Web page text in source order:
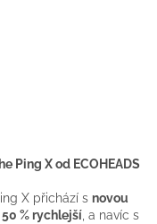
Ping X od ECOHEADS
X přichází s novou
50 % rychlejší, a navíc s